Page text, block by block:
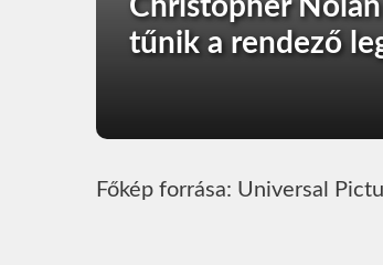
tűnik a rendező
Főkép forrása: Universal